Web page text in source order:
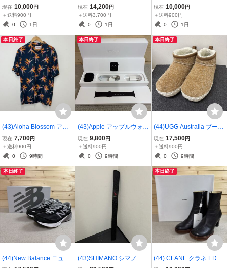
オハイオ州立大学 カレッ
ジスウェット グリーン コ
ットン エンブレム プリン
61022214
現在 10,000円
＋送料900円
0
1日
OPLIVE POPEYE & OLIV
E スノーボード 149cm ブ
ラック ホワイト ハイブリ
37961063163
現在 14,200円
＋送料3,700円
0
1日
ワンピース ブルー 0 フレ
イ アイディー FWFO2552
09 コットン インナー付き
現在 10,000円
＋送料900円
0
1日
本日終了
(43)Aloha Blossom アロ
ハブロッサム BIRDS OF P
ARADISE 半袖アロハシャ
ツ AB-0017010104 レー
961084595
現在 7,700円
＋送料900円
0
9時間
本日終了
(43)Apple アップルウォッ
チ MWVF2J/A Apple Watc
h Series 5 GPSモデル 44
mm Space Gray アップル
現在 9,800円
＋送料900円
0
9時間
本日終了
(44)UGG Australia ブーツ
Classic Ultra Mini Wrap T
ech Boot 1171115 アグ
キャメル 29cm US11 シャ
044407
現在 17,500円
＋送料900円
0
9時間
本日終了
(44)New Balance ニュー
(43)SHIMANO シマノ ワ
本日終了
(44) CLANE クラネ EDG